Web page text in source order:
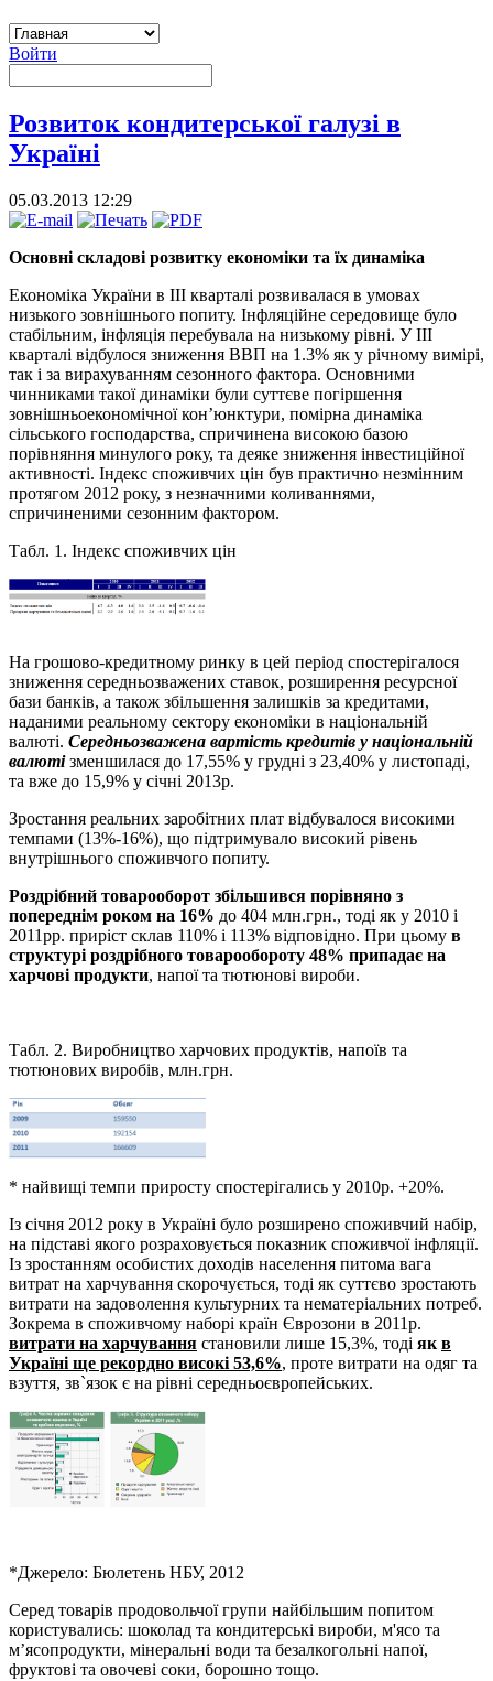
Войти
Розвиток кондитерської галузі в
Україні
05.03.2013 12:29
Основні складові розвитку економіки та їх динаміка
Економіка України в ІІІ кварталі розвивалася в умовах
низького зовнішнього попиту. Інфляційне середовище було
стабільним, інфляція перебувала на низькому рівні. У ІІІ
кварталі відбулося зниження ВВП на 1.3% як у річному вимірі,
так і за вирахуванням сезонного фактора. Основними
чинниками такої динаміки були суттєве погіршення
зовнішньоекономічної кон’юнктури, помірна динаміка
сільського господарства, спричинена високою базою
порівняння минулого року, та деяке зниження інвестиційної
активності. Індекс споживчих цін був практично незмінним
протягом 2012 року, з незначними коливаннями,
спричиненими сезонним фактором.
Табл. 1. Індекс споживчих цін
На грошово-кредитному ринку в цей період спостерігалося
зниження середньозважених ставок, розширення ресурсної
бази банків, а також збільшення залишків за кредитами,
наданими реальному сектору економіки в національній
валюті. Середньозважена вартість кредитів у національній
валютізменшилася до 17,55% у грудні з 23,40% у листопаді,
та вже до 15,9% у січні 2013р.
Зростання реальних заробітних плат відбувалося високими
темпами (13%-16%), що підтримувало високий рівень
внутрішнього споживчого попиту.
Роздрібний товарооборот збільшився порівняно з
попереднім роком на 16% до 404 млн.грн., тоді як у 2010 і
2011рр. приріст склав 110% і 113% відповідно. При цьому в
структурі роздрібного товарообороту 48% припадає на
харчові продукти, напої та тютюнові вироби.
Табл. 2. Виробництво харчових продуктів, напоїв та
тютюнових виробів, млн.грн.
* найвищі темпи приросту спостерігались у 2010р. +20%.
Із січня 2012 року в Україні було розширено споживчий набір,
на підставі якого розраховується показник споживчої інфляції.
Із зростанням особистих доходів населення питома вага
витрат на харчування скорочується, тоді як суттєво зростають
витрати на задоволення культурних та нематеріальних потреб.
Зокрема в споживчому наборі країн Єврозони в 2011р.
витрати на харчування становили лише 15,3%, тоді як в
Україні ще рекордно високі 53,6%, проте витрати на одяг та
взуття, зв`язок є на рівні середньоєвропейських.
*Джерело: Бюлетень НБУ, 2012
Серед товарів продовольчої групи найбільшим попитом
користувались: шоколад та кондитерські вироби, м'ясо та
м’ясопродукти, мінеральні води та безалкогольні напої,
фруктові та овочеві соки, борошно тощо.